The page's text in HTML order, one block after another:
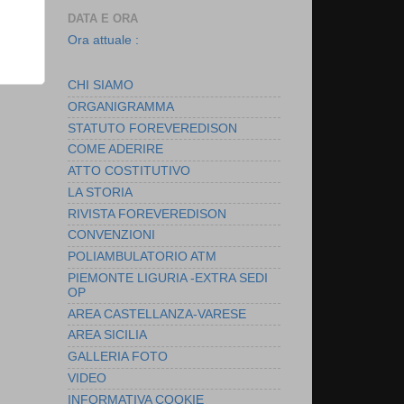
DATA E ORA
Ora attuale :
CHI SIAMO
ORGANIGRAMMA
STATUTO FOREVEREDISON
COME ADERIRE
ATTO COSTITUTIVO
LA STORIA
RIVISTA FOREVEREDISON
CONVENZIONI
POLIAMBULATORIO ATM
PIEMONTE LIGURIA -EXTRA SEDI
OP
AREA CASTELLANZA-VARESE
AREA SICILIA
GALLERIA FOTO
VIDEO
INFORMATIVA COOKIE